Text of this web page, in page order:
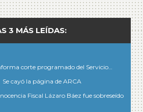
3 MÁS LEÍDAS:
corte programado del Servicio…
Se cayó la página de ARCA
Fiscal Lázaro Báez fue sobreseído